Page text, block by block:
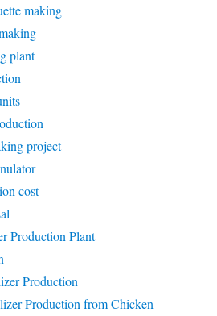
making
plant
project
cost
Production Plant
Production
Production from Chicken